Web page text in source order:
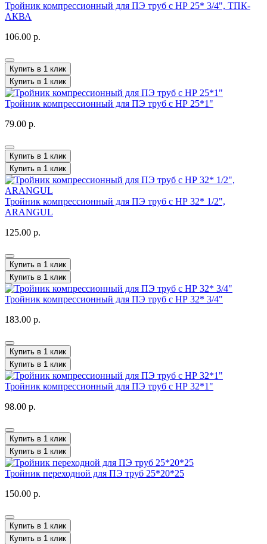
Тройник компрессионный для ПЭ труб с НР 25* 3/4", ТПК-
АКВА
106.00 р.
Купить в 1 клик
Купить в 1 клик
Тройник компрессионный для ПЭ труб с НР 25*1"
79.00 р.
Купить в 1 клик
Купить в 1 клик
Тройник компрессионный для ПЭ труб с НР 32* 1/2",
ARANGUL
125.00 р.
Купить в 1 клик
Купить в 1 клик
Тройник компрессионный для ПЭ труб с НР 32* 3/4"
183.00 р.
Купить в 1 клик
Купить в 1 клик
Тройник компрессионный для ПЭ труб с НР 32*1"
98.00 р.
Купить в 1 клик
Купить в 1 клик
Тройник переходной для ПЭ труб 25*20*25
150.00 р.
Купить в 1 клик
Купить в 1 клик